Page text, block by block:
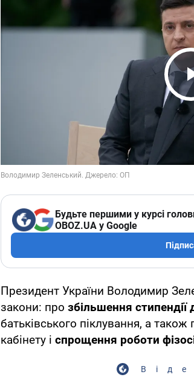
Будьте першими у курсі
OBOZ.UA у Google
Президент України Володимир
закони: про збільшення
батьківського піклування, а
кабінету і спрощення роботи